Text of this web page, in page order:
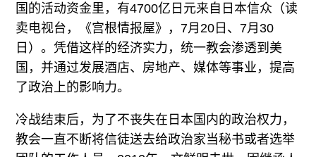
国的活动资金里，有4700亿日元来自日本信众（读
卖电视台，《宫根情报屋》，7月20日、7月30
日）。凭借这样的经济实力，统一教会渗透到美
国，并通过发展酒店、房地产、媒体等事业，提高
了政治上的影响力。
冷战结束后，为了不丧失在日本国内的政治权力，
教会一直不断将信徒送去给政治家当秘书或者选举